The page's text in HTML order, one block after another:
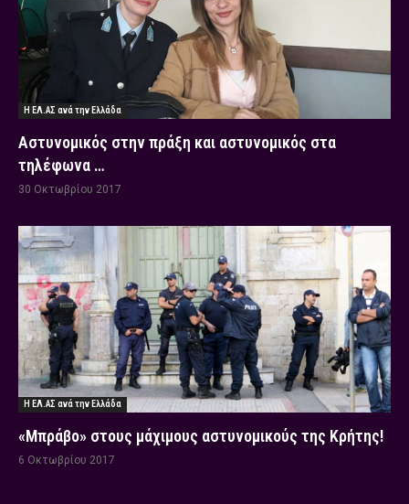
Η ΕΛ.ΑΣ ανά την Ελλάδα
Αστυνομικός στην πράξη και αστυνομικός στα
τηλέφωνα …
30 Οκτωβρίου 2017
Η ΕΛ.ΑΣ ανά την Ελλάδα
«Μπράβο» στους μάχιμους αστυνομικούς της Κρήτης!
6 Οκτωβρίου 2017